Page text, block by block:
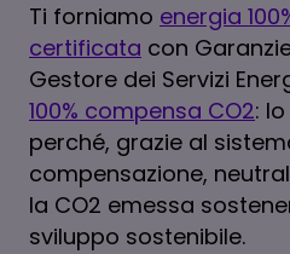
Ti forniamo energia
certificata con
Gestore dei Servizi
100% compensa CO2:
perché, grazie al
compensazione,
la CO2 emessa
sviluppo sostenibile.